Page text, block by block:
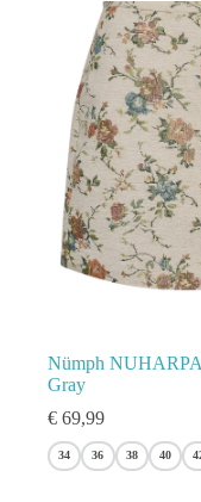
Nümph
Gray
€ 69,99
34 36 38 40